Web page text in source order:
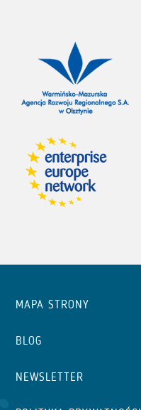
MAPA STRONY
BLOG
NEWSLETTER